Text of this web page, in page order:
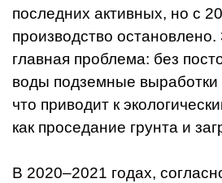
последних активных, но с
производство
главная проблема: без
воды подземные
что приводит к
как проседание грунта и
В 2020–2021 годах,